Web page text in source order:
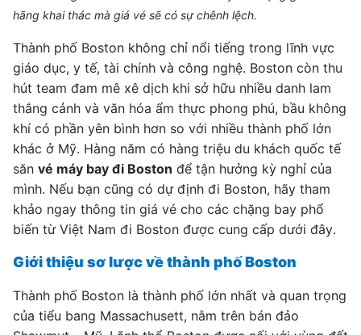
hãng khai thác mà giá vé sẽ có sự chênh lệch.
Thành phố Boston không chỉ nổi tiếng trong lĩnh vực
giáo dục, y tế, tài chính và công nghệ. Boston còn thu
hút team đam mê xê dịch khi sở hữu nhiều danh lam
thắng cảnh và văn hóa ẩm thực phong phú, bầu không
khí có phần yên bình hơn so với nhiều thành phố lớn
khác ở Mỹ. Hàng năm có hàng triệu du khách quốc tế
săn vé máy bay đi Boston để tận hưởng kỳ nghỉ của
mình. Nếu bạn cũng có dự định đi Boston, hãy tham
khảo ngay thông tin giá vé cho các chặng bay phổ
biến từ Việt Nam đi Boston được cung cấp dưới đây.
Giới thiệu sơ lược về thành phố Boston
Thành phố Boston là thành phố lớn nhất và quan trọng
của tiểu bang Massachusett, nằm trên bán đảo